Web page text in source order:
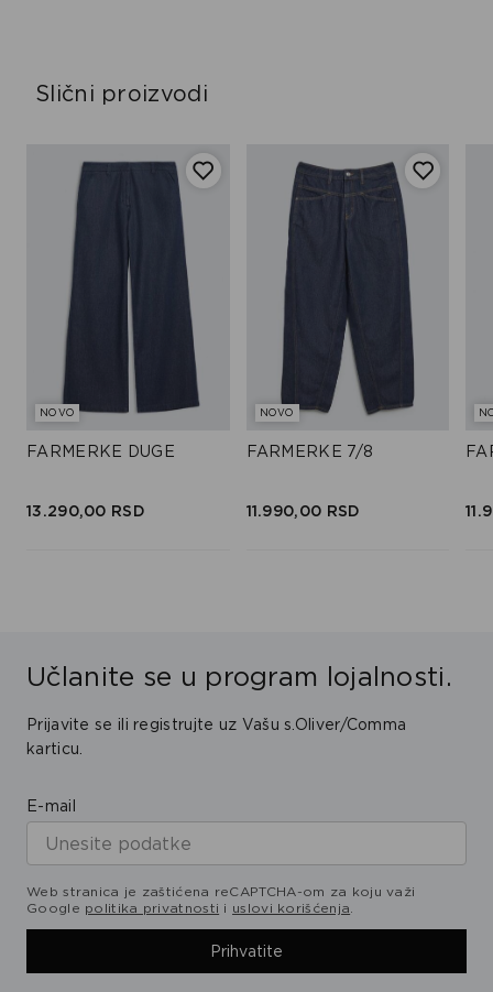
Slični proizvodi
NOVO
FARMERKE DUGE
13.290,00 RSD
NOVO
FARMERKE 7/8
11.990,00 RSD
Učlanite se u program lojalnosti.
Prijavite se ili registrujte uz Vašu s.Oliver/Comma
karticu.
E-mail
Web stranica je zaštićena reCAPTCHA-om za koju važi
Google politika privatnosti i uslovi korišćenja.
Prihvatite